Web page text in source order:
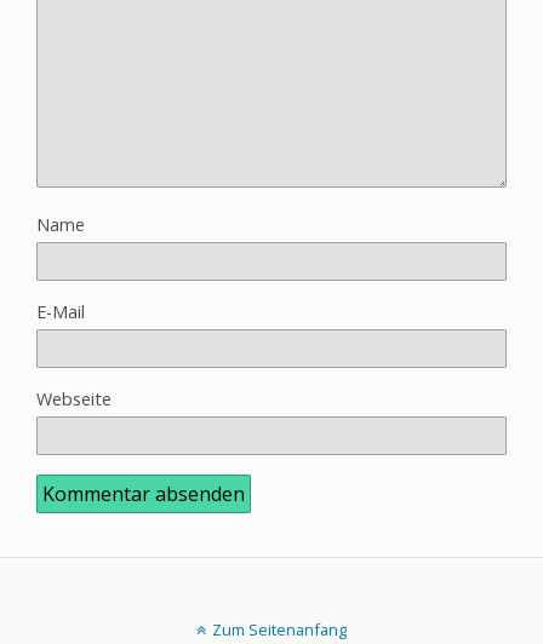
Name
E-Mail
Webseite
Zum Seitenanfang